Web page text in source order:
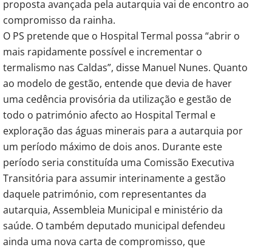
proposta avançada pela autarquia vai de encontro ao
compromisso da rainha.
O PS pretende que o Hospital Termal possa “abrir o
mais rapidamente possível e incrementar o
termalismo nas Caldas”, disse Manuel Nunes. Quanto
ao modelo de gestão, entende que devia de haver
uma cedência provisória da utilização e gestão de
todo o património afecto ao Hospital Termal e
exploração das águas minerais para a autarquia por
um período máximo de dois anos. Durante este
período seria constituída uma Comissão Executiva
Transitória para assumir interinamente a gestão
daquele património, com representantes da
autarquia, Assembleia Municipal e ministério da
saúde. O também deputado municipal defendeu
ainda uma nova carta de compromisso, que